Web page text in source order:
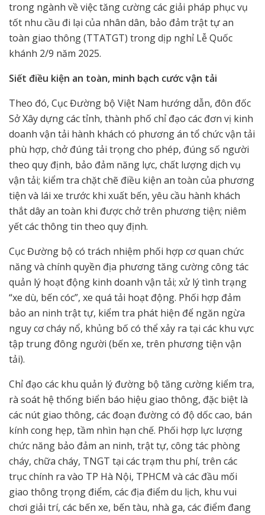
trong ngành về việc tăng cường các giải pháp phục vụ
tốt nhu cầu đi lại của nhân dân, bảo đảm trật tự an
toàn giao thông (TTATGT) trong dịp nghỉ Lễ Quốc
khánh 2/9 năm 2025.
Siết điều kiện an toàn, minh bạch cước vận tải
Theo đó, Cục Đường bộ Việt Nam hướng dẫn, đôn đốc
Sở Xây dựng các tỉnh, thành phố chỉ đạo các đơn vị kinh
doanh vận tải hành khách có phương án tổ chức vận tải
phù hợp, chở đúng tải trọng cho phép, đúng số người
theo quy định, bảo đảm năng lực, chất lượng dịch vụ
vận tải; kiểm tra chặt chẽ điều kiện an toàn của phương
tiện và lái xe trước khi xuất bến, yêu cầu hành khách
thắt dây an toàn khi được chở trên phương tiện; niêm
yết các thông tin theo quy định.
Cục Đường bộ có trách nhiệm phối hợp cơ quan chức
năng và chính quyền địa phương tăng cường công tác
quản lý hoạt động kinh doanh vận tải; xử lý tình trạng
“xe dù, bến cóc”, xe quá tải hoạt động. Phối hợp đảm
bảo an ninh trật tự, kiểm tra phát hiện để ngăn ngừa
nguy cơ cháy nổ, khủng bố có thể xảy ra tại các khu vực
tập trung đông người (bến xe, trên phương tiện vận
tải).
Chỉ đạo các khu quản lý đường bộ tăng cường kiểm tra,
rà soát hệ thống biển báo hiệu giao thông, đặc biệt là
các nút giao thông, các đoạn đường có độ dốc cao, bán
kính cong hẹp, tầm nhìn hạn chế. Phối hợp lực lượng
chức năng bảo đảm an ninh, trật tự, công tác phòng
cháy, chữa cháy, TNGT tại các trạm thu phí, trên các
trục chính ra vào TP Hà Nội, TPHCM và các đầu mối
giao thông trọng điểm, các địa điểm du lịch, khu vui
chơi giải trí, các bến xe, bến tàu, nhà ga, các điểm đang